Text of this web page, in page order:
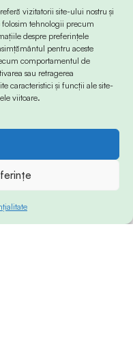
vizitatorii site-ului nostru și
tehnologii precum
despre preferințele
pentru aceste
comportamentul de
sau retragerea
caracteristici și funcții ale site-
viitoare.